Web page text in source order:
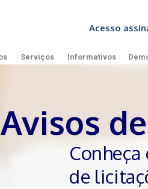
Acesso
Serviços Informativos
Avisos
de